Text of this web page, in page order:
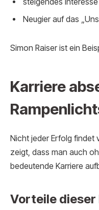
Neugier auf das
Simon Raiser ist ein
Karriere
Nicht jeder Erfolg findet
zeigt, dass man auch
bedeutende Karriere
Vorteile